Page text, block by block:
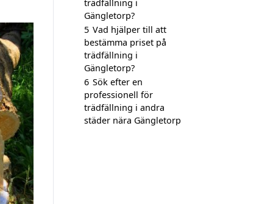
trädfällning i
Gängletorp?
5 Vad hjälper till att
bestämma priset på
trädfällning i
Gängletorp?
6 Sök efter en
professionell för
trädfällning i andra
städer nära Gängletorp